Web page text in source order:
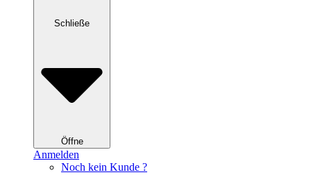
Schließe
Öffne
Anmelden
Noch kein Kunde ?